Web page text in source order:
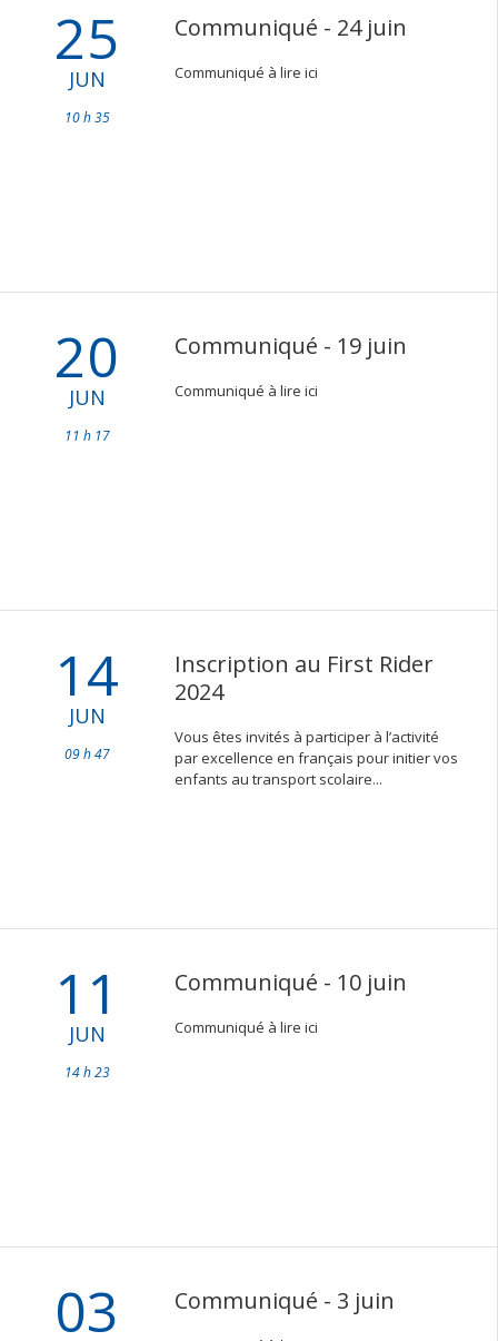
25
JUN
10 h 35
Communiqué - 24 juin
Communiqué à lire ici
20
JUN
11 h 17
Communiqué - 19 juin
Communiqué à lire ici
14
JUN
09 h 47
Inscription au First Rider
2024
Vous êtes invités à participer à l’activité
par excellence en français pour initier vos
enfants au transport scolaire...
11
JUN
14 h 23
Communiqué - 10 juin
Communiqué à lire ici
03 Communiqué - 3 juin